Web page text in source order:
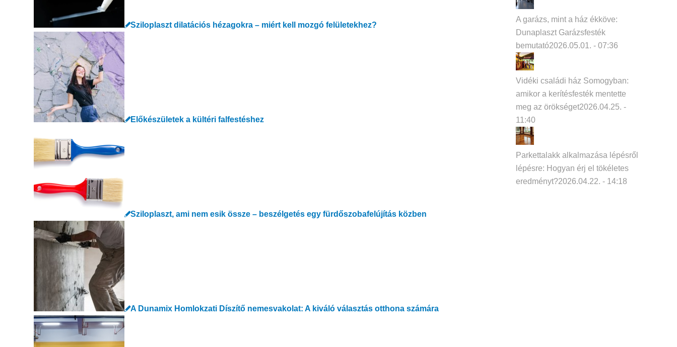
Sziloplaszt dilatációs hézagokra – miért kell mozgó felületekhez?
Előkészületek a kültéri falfestéshez
Sziloplaszt, ami nem esik össze – beszélgetés egy fürdőszobafelújítás közben
A Dunamix Homlokzati Díszítő nemesvakolat: A kiváló választás otthona számára
A garázs, mint a ház ékköve:
Dunaplaszt Garázsfesték
bemutató2026.05.01. - 07:36
Vidéki családi ház Somogyban:
amikor a kerítésfesték mentette
meg az örökséget2026.04.25. -
11:40
Parkettalakk alkalmazása lépésről
lépésre: Hogyan érj el tökéletes
eredményt?2026.04.22. - 14:18